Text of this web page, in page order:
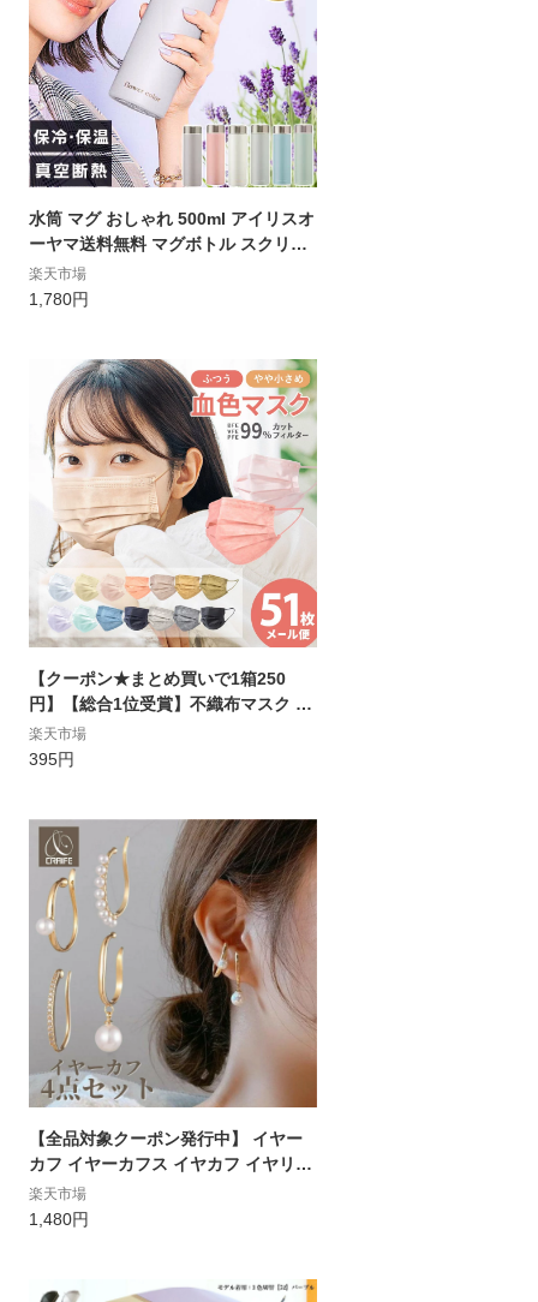
水筒 マグ おしゃれ 500ml アイリスオ
ーヤマ送料無料 マグボトル スクリュ
ー キッズ 直飲み ステンレス 大人 保
温 保冷 かわいい オフィス 洗いやすい
楽天市場
1,780円
【クーポン★まとめ買いで1箱250
円】【総合1位受賞】不織布マスク 50
枚+1枚入 血色マスク ふつうサイズ 小
さめ 使い捨てマスク 送料無料【ゆう
不織布マスク ロイヤル 平紐 カケン検
査済|zk-kmn sale|
楽天市場
395円
【全品対象クーポン発行中】 イヤー
カフ イヤーカフス イヤカフ イヤリン
グ 4点セット 大ぶり パール 金属アレ
ルギー対応 18K レディース ニッケル
キング1位 u プチプライス高見え CR
楽天市場
1,480円